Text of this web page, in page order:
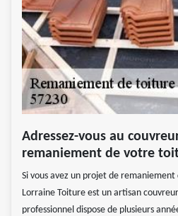
Adressez-vous au
remaniement de votre
Si vous avez un projet de
Lorraine Toiture est un artisan
professionnel dispose de plusieurs